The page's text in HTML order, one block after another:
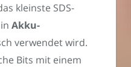
kleinste SDS-
Akku-
verwendet wird.
Bits mit einem